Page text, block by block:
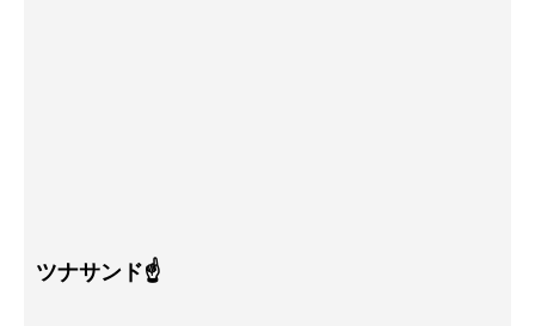
ツナサンド☝